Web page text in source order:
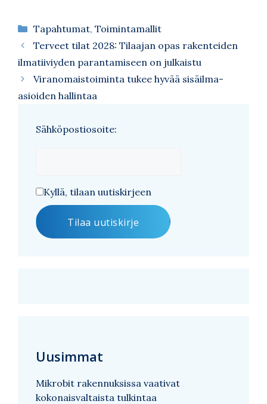
Kategoriat
Tapahtumat, Toimintamallit
Terveet tilat 2028: Tilaajan opas rakenteiden
ilmatiiviyden parantamiseen on julkaistu
Viranomaistoiminta tukee hyvää sisäilma-
asioiden hallintaa
Sähköpostiosoite:
Kyllä, tilaan uutiskirjeen
Uusimmat
Mikrobit rakennuksissa vaativat
kokonaisvaltaista tulkintaa